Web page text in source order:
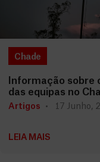
Chade
Informação sobre
das equipas no
Artigos 17 Junho,
LEIA MAIS